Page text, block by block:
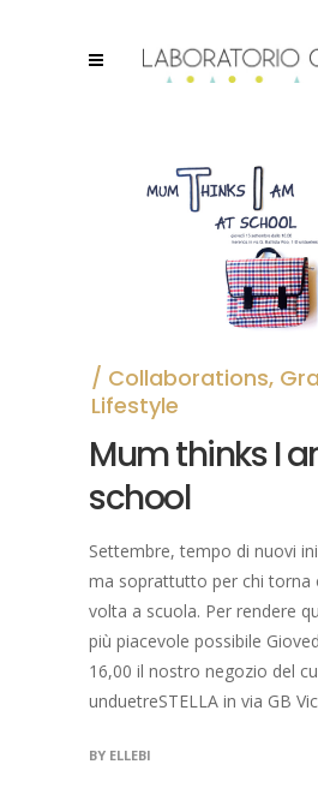
Collaborations,
Lifestyle
Mum thinks I
school
Settembre, tempo di nuovi
ma soprattutto per chi torna
volta a scuola. Per rendere
più piacevole possibile
16,00 il nostro negozio del
unduetreSTELLA in via GB
BY ELLEBI